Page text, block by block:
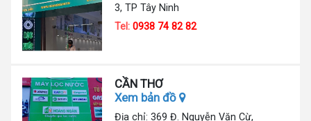
3, TP Tây Ninh
Tel:0938 74 82 82
CẦN THƠ
Xem bản đồ
Địa chỉ: 369 Đ. Nguyễn Văn Cừ,